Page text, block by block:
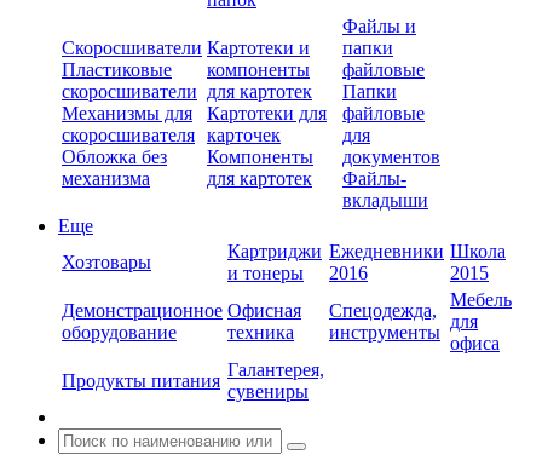
Скоросшиватели
Пластиковые
скоросшиватели
Механизмы для
скоросшивателя
Обложка без
механизма
Картотеки и
компоненты
для картотек
Картотеки для
карточек
Компоненты
для картотек
Файлы и
папки
файловые
Папки
файловые
для
документов
Файлы-
вкладыши
Еще
Хозтовары
Картриджи
и тонеры
Ежедневники
2016
Школа
2015
Демонстрационное
оборудование
Офисная
техника
Спецодежда,
инструменты
Мебель
для
офиса
Продукты питания
Галантерея,
сувениры